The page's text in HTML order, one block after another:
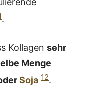
.
Kollagen sehr
Menge
Soja 12.